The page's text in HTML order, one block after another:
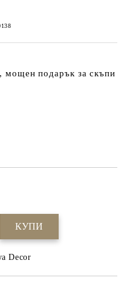
мощен подарък за скъпи
Decor